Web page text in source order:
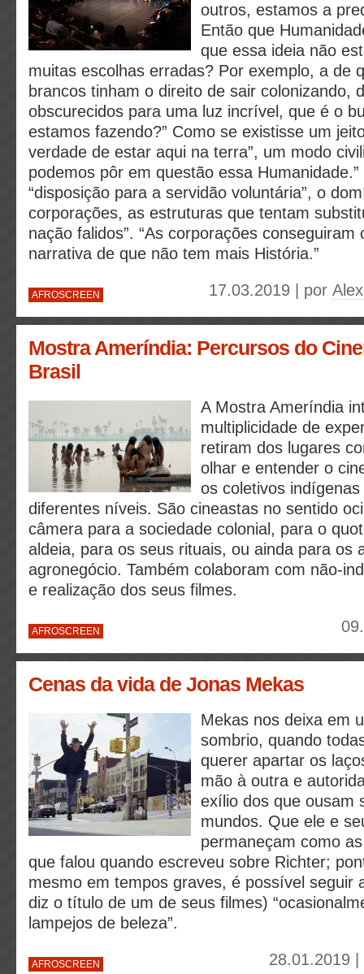
outros, estamos a
Então que
que essa ideia não
muitas escolhas erradas? Por exemplo, a de
brancos tinham o direito de sair colonizando,
obscurecidos para uma luz incrível, que é o
estamos fazendo?” Como se existisse um
verdade de estar aqui na terra”, um modo
podemos pôr em questão essa
“disposição para a servidão voluntária”, o
corporações, as estruturas que tentam
nação falidos”. “As corporações conseguiram
narrativa de que não tem mais História.”
AFROSCREEN 17.03.2019 | por
Mostra Ameríndia: Percursos do
Brasil
A Mostra Ameríndia
multiplicidade de
retiram dos lugares
olhar e entender o
os coletivos
diferentes níveis. São cineastas no sentido
câmera para a sociedade colonial, para o
aldeia, para os seus rituais, ou ainda para os
agronegócio. Também colaboram com não-
e realização dos seus filmes.
AFROSCREEN
Cenas da vida de Jonas Mekas
Mekas nos deixa em
sombrio, quando
querer apartar os
mão à outra e
exílio dos que ousam
mundos. Que ele e
permaneçam como
que falou quando escreveu sobre Richter;
mesmo em tempos graves, é possível seguir
diz o título de um de seus filmes)
lampejos de beleza”.
AFROSCREEN 28.01.2019